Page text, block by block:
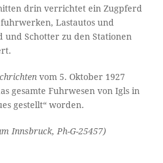
drin verrichtet ein Zugpferd
Lastautos und
Schotter zu den Stationen
vom 5. Oktober 1927
gesamte Fuhrwesen von Igls in
gestellt“ worden.
Innsbruck, Ph-G-25457)